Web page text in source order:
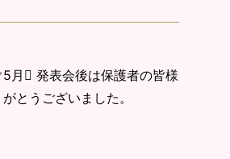
月 発表会後は保護者の皆様
とうございました。